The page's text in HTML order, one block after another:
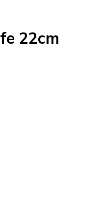
22cm